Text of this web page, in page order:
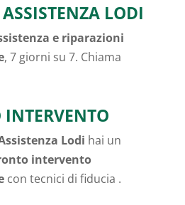
LODI
e riparazioni
, 7 giorni su 7. Chiama
INTERVENTO
Lodi hai un
intervento
con tecnici di fiducia .